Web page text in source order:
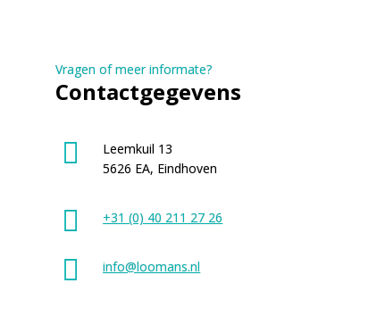
Vragen of meer informate?
Contactgegevens
Leemkuil 13
5626 EA, Eindhoven
+31 (0) 40 211 27 26
info@loomans.nl